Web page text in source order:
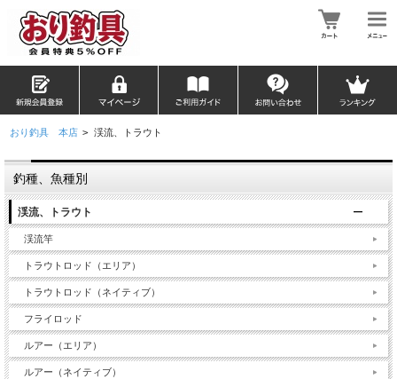
おり釣具 本店 > 渓流、トラウト
釣種、魚種別
渓流、トラウト
渓流竿
トラウトロッド（エリア）
トラウトロッド（ネイティブ）
フライロッド
ルアー（エリア）
ルアー（ネイティブ）